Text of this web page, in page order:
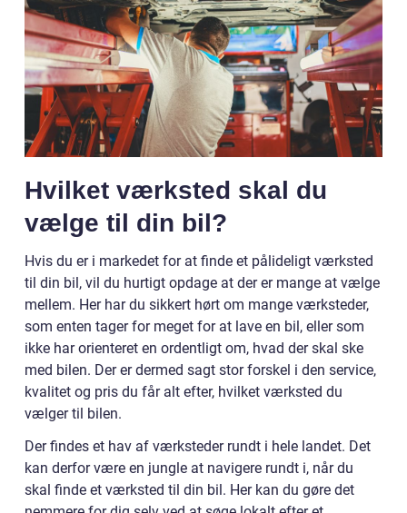
Hvilket værksted skal du
vælge til din bil?
Hvis du er i markedet for at finde et pålideligt værksted
til din bil, vil du hurtigt opdage at der er mange at vælge
mellem. Her har du sikkert hørt om mange værksteder,
som enten tager for meget for at lave en bil, eller som
ikke har orienteret en ordentligt om, hvad der skal ske
med bilen. Der er dermed sagt stor forskel i den service,
kvalitet og pris du får alt efter, hvilket værksted du
vælger til bilen.
Der findes et hav af værksteder rundt i hele landet. Det
kan derfor være en jungle at navigere rundt i, når du
skal finde et værksted til din bil. Her kan du gøre det